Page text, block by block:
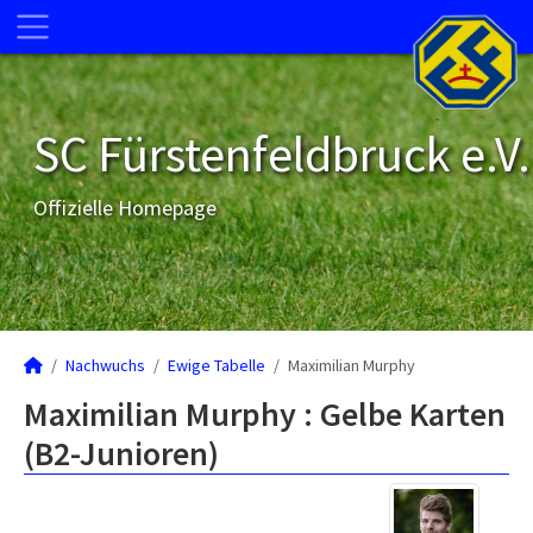
SC Fürstenfeldbruck e.V.
Offizielle Homepage
Nachwuchs Ewige Tabelle Maximilian Murphy
Maximilian Murphy : Gelbe Karten
(B2-Junioren)